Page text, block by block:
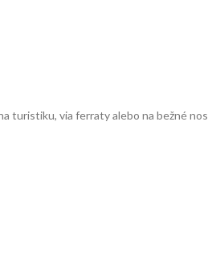
turistiku, via ferraty alebo na bežné